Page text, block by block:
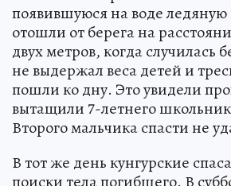
появившуюся на воде
отошли от берега на
двух метров, когда случилась
не выдержал веса детей и
пошли ко дну. Это увидели
вытащили 7-летнего
Второго мальчика спасти не
В тот же день кунгурские
поиски тела погибшего. В